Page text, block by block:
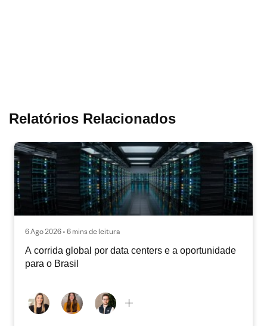
Relatórios Relacionados
6 Ago 2026 • 6 mins de leitura
A corrida global por data centers e a oportunidade
para o Brasil